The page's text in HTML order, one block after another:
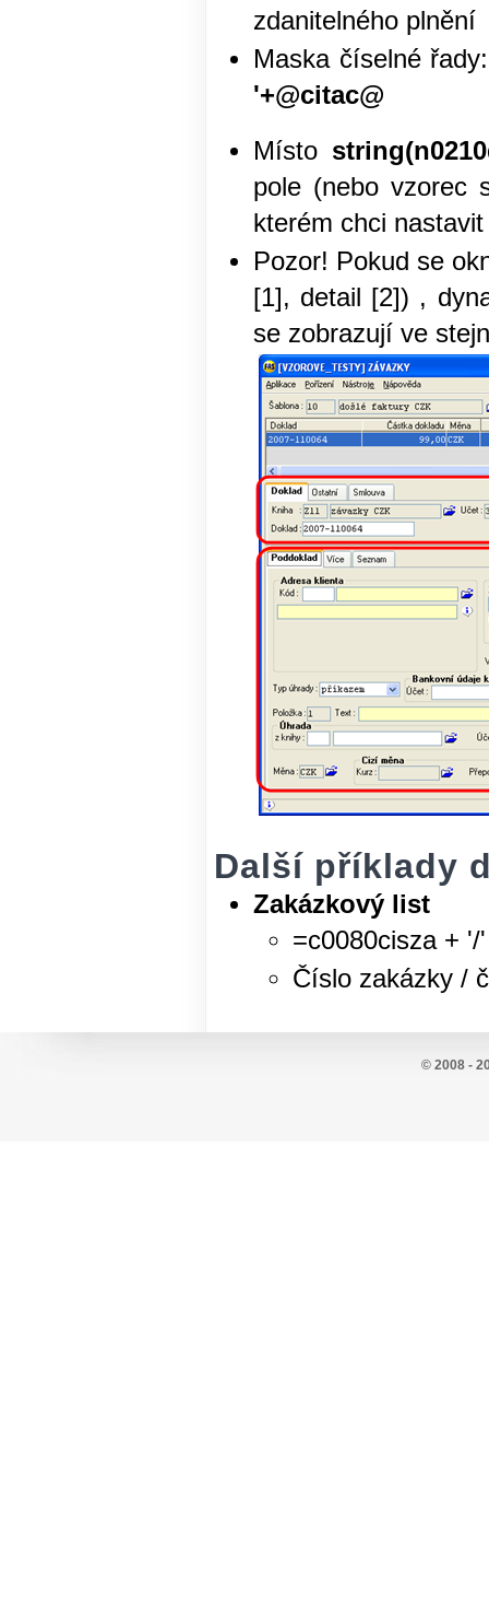
zdanitelného plnění
Maska číselné
'+@citac@
Místo
pole (nebo vzorec
kterém chci
Pozor! Pokud se
[1], detail [2]) ,
se zobrazují ve
Další příklady
Zakázkový list
=c0080cisza +
Číslo zakázky /
© 2008 -